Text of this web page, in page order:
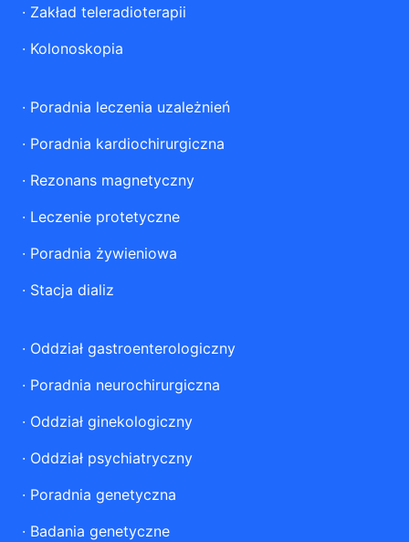
· Zakład teleradioterapii
· Kolonoskopia
· Poradnia leczenia uzależnień
· Poradnia kardiochirurgiczna
· Rezonans magnetyczny
· Leczenie protetyczne
· Poradnia żywieniowa
· Stacja dializ
· Oddział gastroenterologiczny
· Poradnia neurochirurgiczna
· Oddział ginekologiczny
· Oddział psychiatryczny
· Poradnia genetyczna
· Badania genetyczne